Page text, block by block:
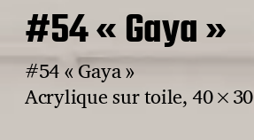
#54 « Gaya »
#54 « Gaya »
Acrylique sur toile, 40×30